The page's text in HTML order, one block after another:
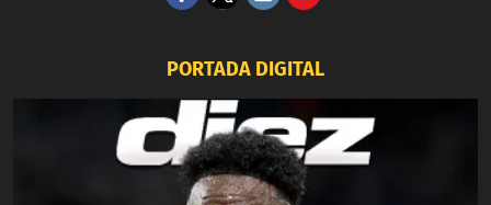
PORTADA DIGITAL